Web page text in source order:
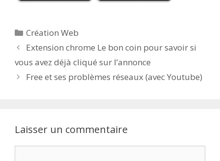
Catégories
Création Web
Extension chrome Le bon coin pour savoir si
vous avez déjà cliqué sur l’annonce
Free et ses problèmes réseaux (avec Youtube)
Laisser un commentaire